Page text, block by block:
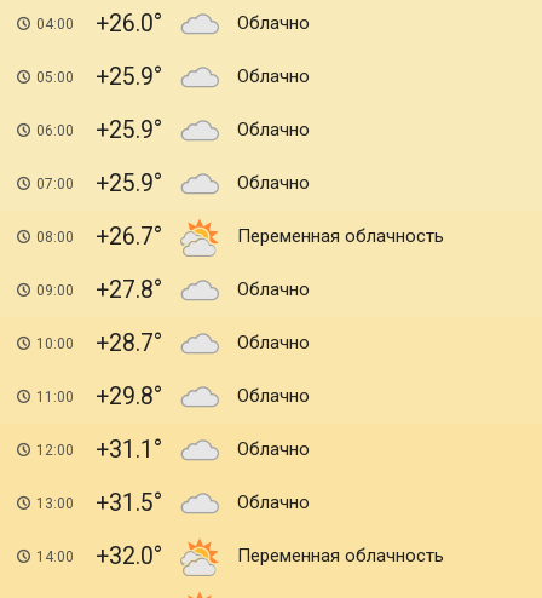
04:00 +26.0 Облачно
05:00 +25.9 Облачно
06:00 +25.9 Облачно
07:00 +25.9 Облачно
08:00 +26.7 Переменная облачность
09:00 +27.8 Облачно
10:00 +28.7 Облачно
11:00 +29.8 Облачно
12:00 +31.1 Облачно
13:00 +31.5 Облачно
14:00 +32.0 Переменная облачность